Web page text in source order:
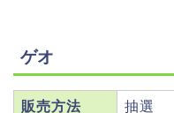
ゲオ
販売方法 抽選